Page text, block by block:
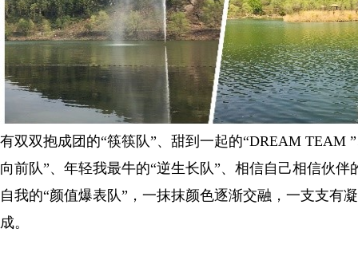
有双双抱成团的“筷筷队”、甜到一起的“DREAM TEAM
向前队”、年轻我最牛的“逆生长队”、相信自己相信伙伴
自我的“颜值爆表队”，一抹抹颜色逐渐交融，一支支有
成。